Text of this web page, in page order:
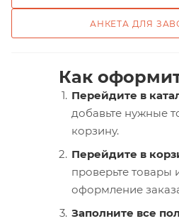
АНКЕТА ДЛЯ
Как
Перейдите в
добавьте нужные
корзину.
Перейдите в
проверьте товары
оформление
Заполните все